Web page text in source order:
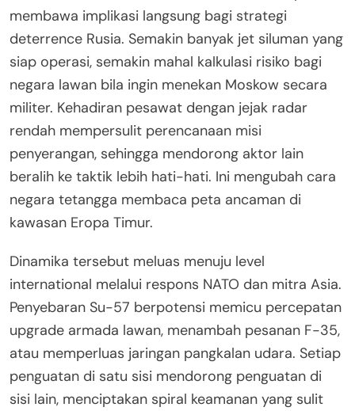
membawa implikasi langsung bagi strategi
deterrence Rusia. Semakin banyak jet siluman yang
siap operasi, semakin mahal kalkulasi risiko bagi
negara lawan bila ingin menekan Moskow secara
militer. Kehadiran pesawat dengan jejak radar
rendah mempersulit perencanaan misi
penyerangan, sehingga mendorong aktor lain
beralih ke taktik lebih hati-hati. Ini mengubah cara
negara tetangga membaca peta ancaman di
kawasan Eropa Timur.
Dinamika tersebut meluas menuju level
international melalui respons NATO dan mitra Asia.
Penyebaran Su-57 berpotensi memicu percepatan
upgrade armada lawan, menambah pesanan F-35,
atau memperluas jaringan pangkalan udara. Setiap
penguatan di satu sisi mendorong penguatan di
sisi lain, menciptakan spiral keamanan yang sulit